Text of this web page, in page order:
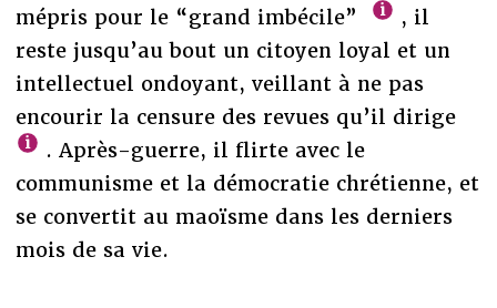
mépris pour le “grand imbécile”
, il
reste jusqu’au bout un citoyen loyal et un
intellectuel ondoyant, veillant à ne pas
encourir la censure des revues qu’il dirige
. Après-guerre, il flirte avec le
communisme et la démocratie chrétienne, et
se convertit au maoïsme dans les derniers
mois de sa vie.